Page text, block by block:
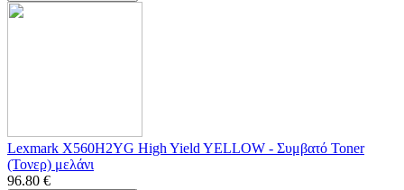
Lexmark X560H2YG High Yield YELLOW - Συμβατό Toner
(Τονερ) μελάνι
96.80 €